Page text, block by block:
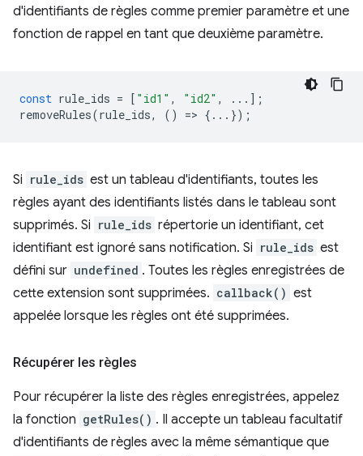
d'identifiants de règles comme premier paramètre et une
fonction de rappel en tant que deuxième paramètre.
const rule_ids = [ "id1" , "id2" ,
...];
removeRules(rule_ids, () => {...});
Si rule_ids est un tableau d'identifiants, toutes les
règles ayant des identifiants listés dans le tableau sont
supprimés. Si rule_ids répertorie un identifiant, cet
identifiant est ignoré sans notification. Si rule_ids est
défini sur undefined . Toutes les règles enregistrées de
cette extension sont supprimées. callback() est
appelée lorsque les règles ont été supprimées.
Récupérer les règles
Pour récupérer la liste des règles enregistrées, appelez
la fonction getRules() . Il accepte un tableau facultatif
d'identifiants de règles avec la même sémantique que